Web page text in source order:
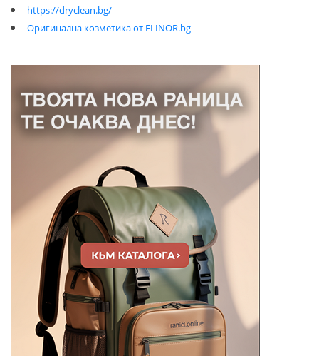
https://dryclean.bg/
Оригинална козметика от ELINOR.bg